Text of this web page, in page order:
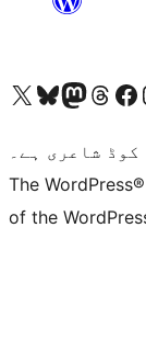
Visit our X (formerly Twitter) account
ہمارے بلیواسکائی اکاؤنٹ پر جائیں
Visit our Mastodon
اکاؤنٹ پر جائیںVisit our
کوڈ شاعری ہے۔
The
of the